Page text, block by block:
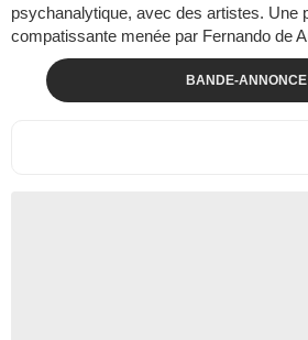
psychanalytique, avec des artistes. Une
compatissante menée par Fernando de
BANDE-ANNONCE